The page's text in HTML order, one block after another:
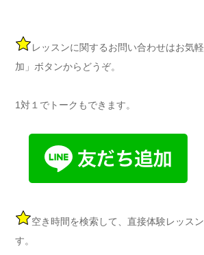
レッスンに関するお問い合わせはお気
加」ボタンからどうぞ。
1対１でトークもできます。
空き時間を検索して、直接体験レッス
す。